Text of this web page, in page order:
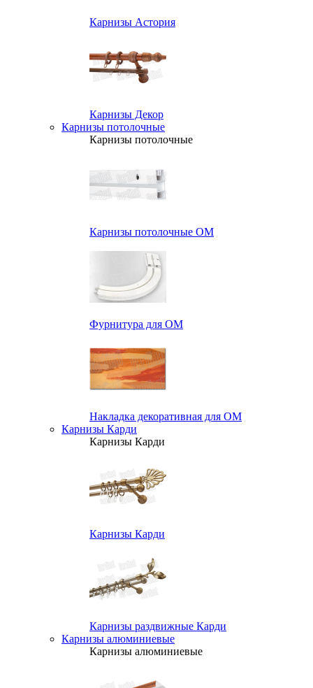
Карнизы Астория
Карнизы Декор
Карнизы потолочные
Карнизы потолочные
Карнизы потолочные ОМ
Фурнитура для ОМ
Накладка декоративная для ОМ
Карнизы Карди
Карнизы Карди
Карнизы Карди
Карнизы раздвижные Карди
Карнизы алюминиевые
Карнизы алюминиевые